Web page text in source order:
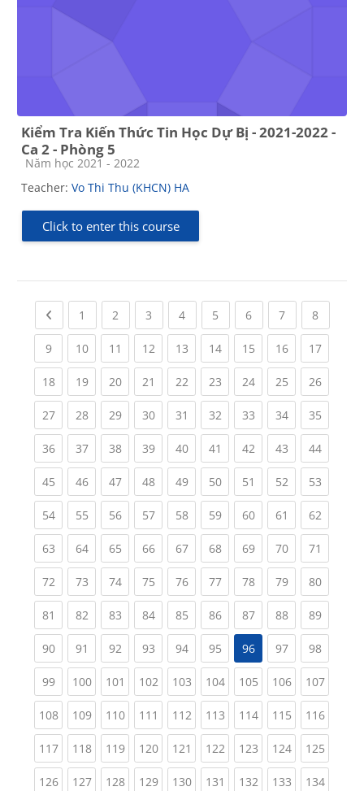
Kiểm Tra Kiến Thức Tin Học Dự Bị - 2021-2022 -
Ca 2 - Phòng 5
Course category
Năm học 2021 - 2022
Teacher: Vo Thi Thu (KHCN) HA
Click to enter this course
Previous page
1 (current)
2 (current)
3 (current)
4(current)
5 (current)
6(current)
7(current)
8(current)
9(current)
10(current)
11 (current)
12(current)
13(current)
14(current)
15(current)
16(current)
17
18(current)
19(current)
20(current)
21 (current)
22(current)
23(current)
24(current)
25(current)
26
27(current)
28(current)
29(current)
30(current)
31 (current)
32(current)
33(current)
34(current)
35
36(current)
37(current)
38(current)
39(current)
40(current)
41 (current)
42(current)
43(current)
44
45(current)
46(current)
47(current)
48(current)
49(current)
50(current)
51 (current)
52(current)
53
54(current)
55(current)
56(current)
57(current)
58(current)
59(current)
60(current)
61 (current)
62
63(current)
64(current)
65(current)
66(current)
67(current)
68(current)
69(current)
70(current)
71
72(current)
73(current)
74(current)
75(current)
76(current)
77(current)
78(current)
79(current)
80
81 (current)
82(current)
83(current)
84(current)
85(current)
86(current)
87(current)
88(current)
89
90(current)
91 (current)
92(current)
93(current)
94(current)
95(current)
96 97(current)
98
99(current)
100(current)
101 (current)
102(current)
103(current)
104(current)
105(current)
106(current)
107
108(current)
109(current)
110(current)
111 (current)
112(current)
113(current)
114(current)
115(current)
116
117(current)
118(current)
119(current)
120(current)
121 (current)
122(current)
123(current)
124(current)
125
126(current)
127(current)
128(current)
129(current)
130(current)
131 (current)
132(current)
133(current)
134